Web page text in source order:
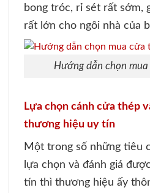
bong tróc, rỉ sét rất sớm,
rất lớn cho ngôi nhà của
Hướng dẫn chọn
Lựa chọn cánh cửa thép
thương hiệu uy tín
Một trong số những tiêu
lựa chọn và đánh giá
tín thì thương hiệu ấy